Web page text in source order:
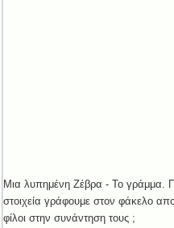
Μια λυπημένη Ζέβρα - Το γράμμα.
στοιχεία γράφουμε στον φάκελο
φίλοι στην συνάντηση τους ;